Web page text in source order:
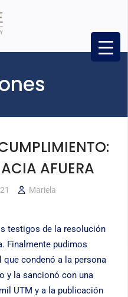
AFUERA
Mariela
testigos de la resolución
Finalmente pudimos
condenó a la persona
y la sancionó con una
UTM y a la publicación